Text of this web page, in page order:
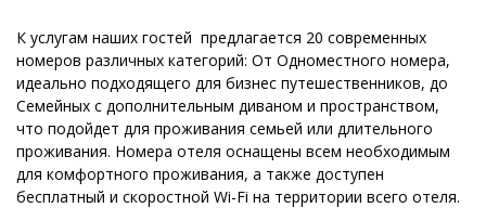
К услугам наших гостей предлагается 20 современных
номеров различных категорий: От Одноместного номера,
идеально подходящего для бизнес путешественников, до
Семейных с дополнительным диваном и пространством,
что подойдет для проживания семьей или длительного
проживания. Номера отеля оснащены всем необходимым
для комфортного проживания, а также доступен
бесплатный и скоростной Wi-Fi на территории всего отеля.